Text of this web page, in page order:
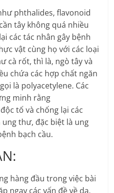
phthalides, flavonoid
tây không quá nhiều
các tác nhân gây bệnh
vật cùng họ với các loại
cà rốt, thì là, ngò tây và
chứa các hợp chất ngăn
là polyacetylene. Các
minh rằng
tố và chống lại các
thư, đặc biệt là ung
bạch cầu.
hàng đầu trong việc bài
ngay các vấn đề về da,